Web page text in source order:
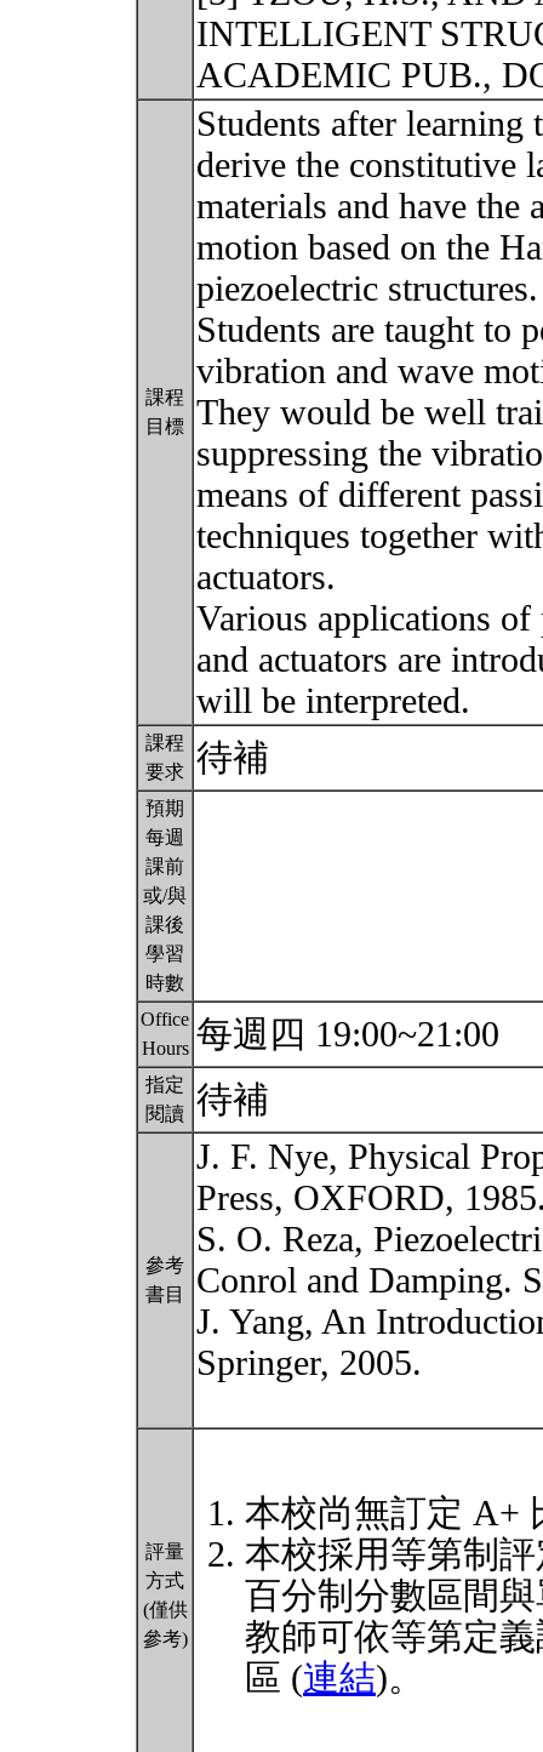
INTELLIGENT
ACADEMIC PUB.,
課程
目標
Students after
derive the constitutive
materials and have
motion based on the
piezoelectric structures.
Students are taught to
vibration and wave
They would be well
suppressing the
means of different
techniques together
actuators.
Various applications of
and actuators are
will be interpreted.
課程
要求 待補
預期
每週
課前
或/與
課後
學習
時數
Office
Hours 每週四 19:00~21:00
指定
閱讀 待補
參考
書目
J. F. Nye, Physical
Press, OXFORD,
S. O. Reza,
Conrol and Damping.
J. Yang, An
Springer, 2005.
評量
方式
(僅供
參考)
本校尚無訂定 A+
本校採用等第制
百分制分數區間
教師可依等第定
區 (連結)。